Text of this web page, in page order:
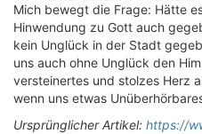
Mich bewegt die Frage: Hätte
Hinwendung zu Gott auch
kein Unglück in der Stadt
uns auch ohne Unglück den
versteinertes und stolzes Herz
wenn uns etwas
Ursprünglicher Artikel: https://